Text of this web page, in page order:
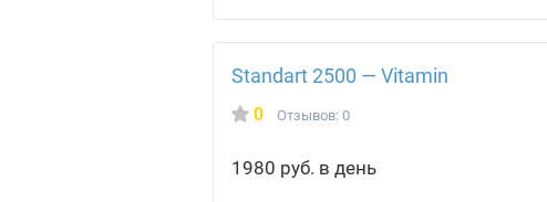
Standart 2500 — Vitamin
0 Отзывов: 0
1980 руб. в день